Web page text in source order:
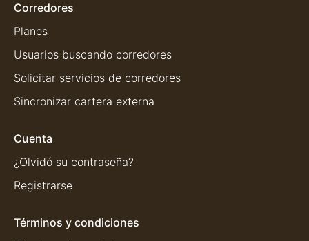
Corredores
Planes
Usuarios buscando corredores
Solicitar servicios de corredores
Sincronizar cartera externa
Cuenta
¿Olvidó su contraseña?
Registrarse
Términos y condiciones